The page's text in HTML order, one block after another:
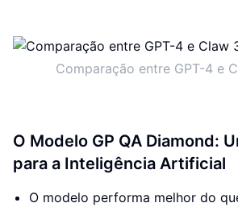
Comparação entre GPT-4 e
O Modelo GP QA Diamond:
para a Inteligência Artificial
O modelo performa melhor do